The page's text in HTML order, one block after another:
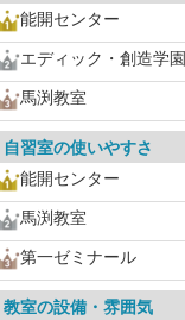
能開センター
エディック・創造学園
馬渕教室
自習室の使いやすさ
能開センター
馬渕教室
第一ゼミナール
教室の設備・雰囲気